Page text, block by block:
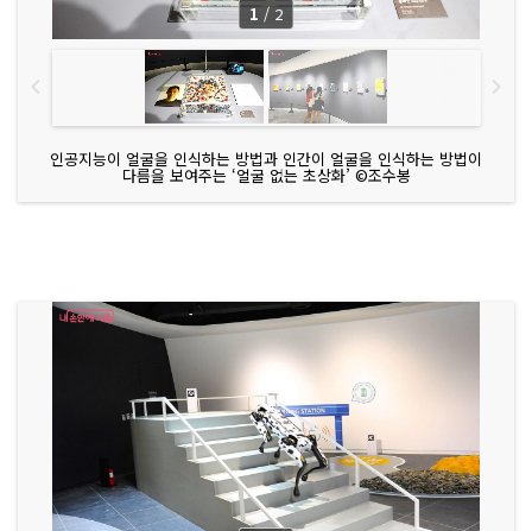
인공지능이 얼굴을 인식하는 방법과 인간이 얼굴을 인식하는 방법이
다름을 보여주는 ‘얼굴 없는 초상화’ ©조수봉
1 / 2